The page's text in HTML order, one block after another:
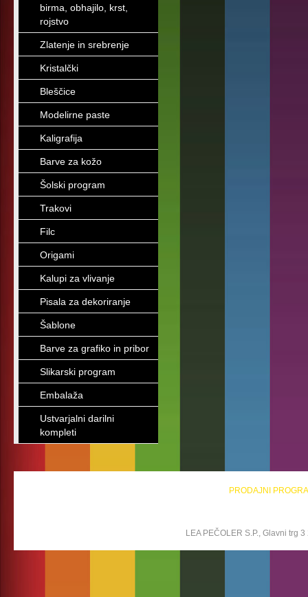
birma, obhajilo, krst,
rojstvo
Zlatenje in srebrenje
Kristalčki
Bleščice
Modelirne paste
Kaligrafija
Barve za kožo
Šolski program
Trakovi
Filc
Origami
Kalupi za vlivanje
Pisala za dekoriranje
Šablone
Barve za grafiko in pribor
Slikarski program
Embalaža
Ustvarjalni darilni
kompleti
PRODAJNI
LEA PEČOLER S.P., Glavni trg